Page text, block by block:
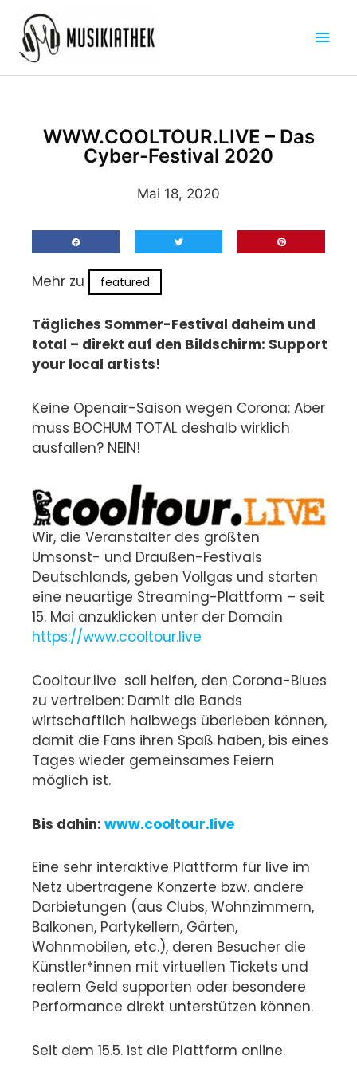
Inhalt
springen
WWW.COOLTOUR.LIVE – Das
Cyber-Festival 2020
Mai 18, 2020
Mehr zu featured
Tägliches Sommer-Festival daheim und
total – direkt auf den Bildschirm: Support
your local artists!
Keine Openair-Saison wegen Corona: Aber
muss BOCHUM TOTAL deshalb wirklich
ausfallen? NEIN!
Wir, die Veranstalter des größten
Umsonst- und Draußen-Festivals
Deutschlands, geben Vollgas und starten
eine neuartige Streaming-Plattform – seit
15. Mai anzuklicken unter der Domain
https://www.cooltour.live
Cooltour.live soll helfen, den Corona-Blues
zu vertreiben: Damit die Bands
wirtschaftlich halbwegs überleben können,
damit die Fans ihren Spaß haben, bis eines
Tages wieder gemeinsames Feiern
möglich ist.
Bis dahin: www.cooltour.live
Eine sehr interaktive Plattform für live im
Netz übertragene Konzerte bzw. andere
Darbietungen (aus Clubs, Wohnzimmern,
Balkonen, Partykellern, Gärten,
Wohnmobilen, etc.), deren Besucher die
Künstler*innen mit virtuellen Tickets und
realem Geld supporten oder besondere
Performance direkt unterstützen können.
Seit dem 15.5. ist die Plattform online.